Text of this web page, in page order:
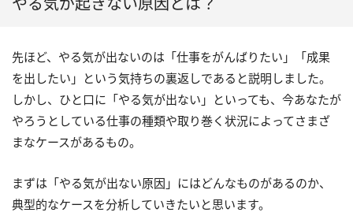
先ほど、やる気が出ないのは「仕事をがんばりたい」「成果
を出したい」という気持ちの裏返しであると説明しました。
しかし、ひと口に「やる気が出ない」といっても、今あなたが
やろうとしている仕事の種類や取り巻く状況によってさまざ
まなケースがあるもの。
まずは「やる気が出ない原因」にはどんなものがあるのか、
典型的なケースを分析していきたいと思います。